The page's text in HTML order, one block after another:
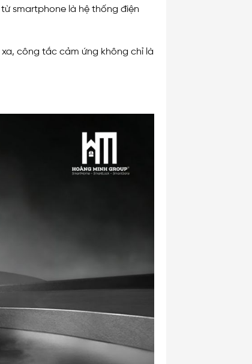
smartphone là hệ thống điện
công tắc cảm ứng không chỉ là